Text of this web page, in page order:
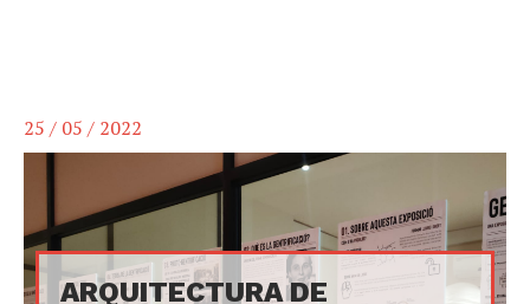
25 / 05 / 2022
ARQUITECTURA DE